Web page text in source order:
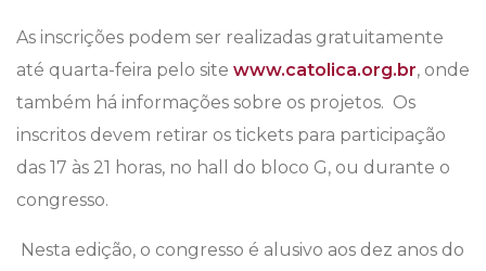
As inscrições podem ser realizadas gratuitamente
até quarta-feira pelo site www.catolica.org.br, onde
também há informações sobre os projetos. Os
inscritos devem retirar os tickets para participação
das 17 às 21 horas, no hall do bloco G, ou durante o
congresso.
Nesta edição, o congresso é alusivo aos dez anos do